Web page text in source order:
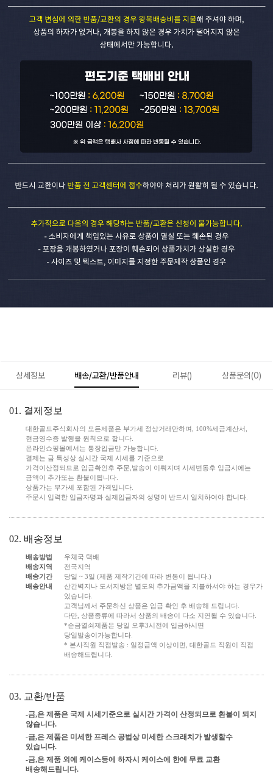
상세정보 배송/교환/반품안내 리뷰() 상품문의(0)
01. 결제정보
대한골드주식회사의 모든제품은 부가세 정상거래만하며, 100%세금계산서,
현금영수증 발행을 원칙으로 합니다.
온라인쇼핑몰에서는 통장입금만 가능합니다.
결제는 금 특성상 실시간 국제 시세를 기준으로
가격이산정되므로 입금확인후 주문,발송이 이뤄지며 시세변동후 입금시에는
금액이 추가또는 환불이됩니다.
상품가는 부가세 포함된 가격입니다.
주문시 입력한 입금자명과 실제입금자의 성명이 반드시 일치하여야 합니다.
02. 배송정보
배송방법
우체국 택배
배송지역
전국지역
배송기간
당일 ~ 3일 (제품 제작기간에 따라 변동이 됩니다.)
배송안내
산간벽지나 도서지방은 별도의 추가금액을 지불하셔야 하는 경우가
있습니다.
고객님께서 주문하신 상품은 입금 확인 후 배송해 드립니다.
다만, 상품종류에 따라서 상품의 배송이 다소 지연될 수 있습니다.
*순금열쇠제품은 당일 오후3시전에 입금하시면
당일발송이가능합니다.
* 본사직원 직접발송 : 일정금액 이상이면, 대한골드 직원이 직접
배송해드립니다.
03. 교환/반품
-금,은 제품은 국제 시세기준으로 실시간 가격이 산정되므로 환불이 되지
않습니다.
-금,은 제품은 미세한 프레스 공법상 미세한 스크래치가 발생할수
있습니다.
-금,은 제품 외에 케이스등에 하자시 케이스에 한에 무료 교환
배송해드립니다.